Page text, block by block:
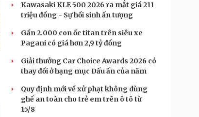
Kawasaki KLE 500 2026 ra mắt giá 211
triệu đồng - Sự hồi sinh ấn tượng
Gần 2.000 con ốc titan trên siêu xe
Pagani có giá hơn 2,9 tỷ đồng
Giải thưởng Car Choice Awards 2026 có
thay đổi ở hạng mục Dấu ấn của năm
Quy định mới về xử phạt không dùng
ghế an toàn cho trẻ em trên ô tô từ
15/8